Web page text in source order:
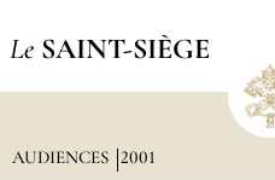
Le SAINT-SIÈGE
AUDIENCES 2001